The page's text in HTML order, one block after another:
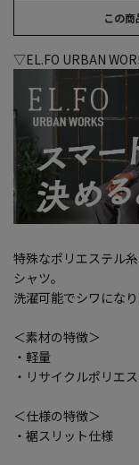
この
▽EL.FO URBAN
特殊なポリエステル
シャツ。
洗濯可能でシワにな
＜素材の特徴＞
・軽量
・リサイクルポリエ
＜仕様の特徴＞
・裾スリット仕様